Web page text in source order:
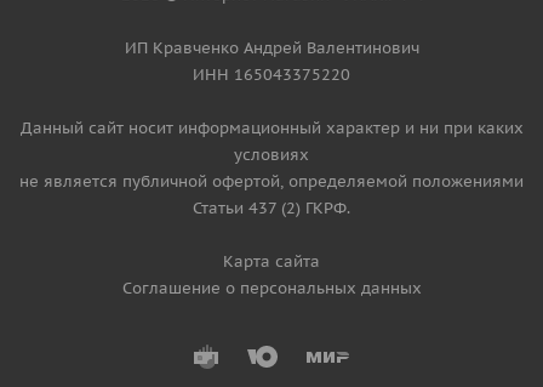
ИП Кравченко Андрей Валентинович
ИНН 165043375220
Данный сайт носит информационный характер и ни при каких
условиях
не является публичной офертой, определяемой положениями
Статьи 437 (2) ГКРФ.
Карта сайта
Соглашение о персональных данных